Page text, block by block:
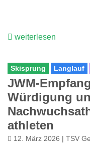
weiterlesen
Skisprung Langlauf
JWM-
Würdigung
athleten
12. März 2026 | TSV